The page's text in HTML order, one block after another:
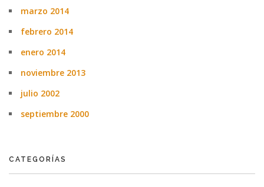
marzo 2014
febrero 2014
enero 2014
noviembre 2013
julio 2002
septiembre 2000
CATEGORÍAS